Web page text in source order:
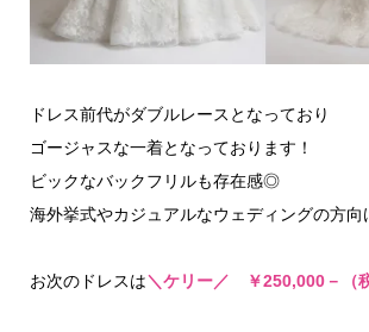
ドレス前代がダブルレースとなっており
ゴージャスな一着となっております！
ビックなバックフリルも存在感◎
海外挙式やカジュアルなウェディングの方向
お次のドレスは＼ケリー／ ￥250,000－（税